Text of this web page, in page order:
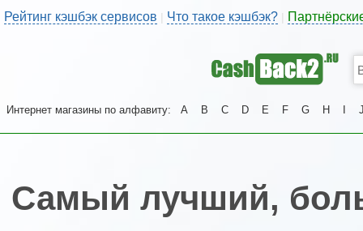
Рейтинг кэшбэк сервисов | Что такое кэшбэк?
Интернет магазины по алфавиту: A B C D E F G H
Самый лучший,